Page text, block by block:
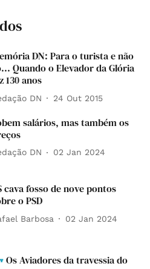
DN: Para o turista e não
Quando o Elevador da Glória
130 anos
DN 24 Out 2015
salários, mas também os
DN 02 Jan 2024
cava fosso de nove pontos
o PSD
Barbosa 02 Jan 2024
Os Aviadores da travessia do